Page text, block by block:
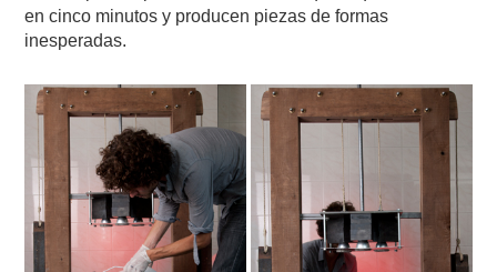
en cinco minutos y producen piezas de formas
inesperadas.